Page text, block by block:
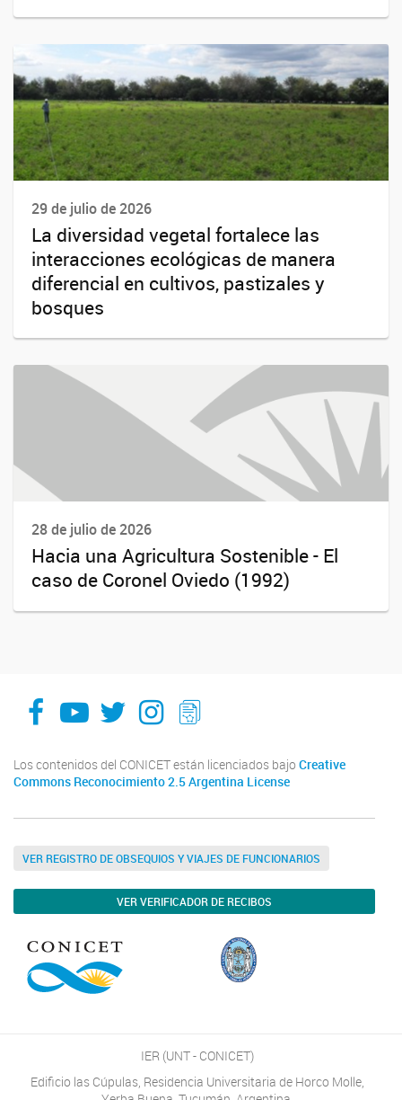
29 de julio de 2026
La diversidad vegetal fortalece las
interacciones ecológicas de manera
diferencial en cultivos, pastizales y
bosques
28 de julio de 2026
Hacia una Agricultura Sostenible - El
caso de Coronel Oviedo (1992)
facebook
youtube
Twitter
Instagram
LeChasquier Boletin Digital 70
Los contenidos del CONICET están licenciados bajo Creative
Commons Reconocimiento 2.5 Argentina License
VER REGISTRO DE OBSEQUIOS Y VIAJES DE FUNCIONARIOS
VER VERIFICADOR DE RECIBOS
IER (UNT - CONICET)
Edificio las Cúpulas, Residencia Universitaria de Horco Molle,